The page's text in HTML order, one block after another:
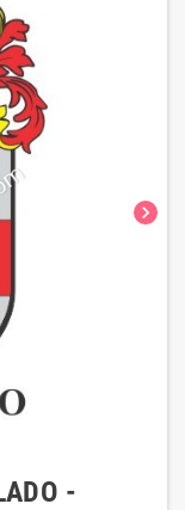
chevron_right
-